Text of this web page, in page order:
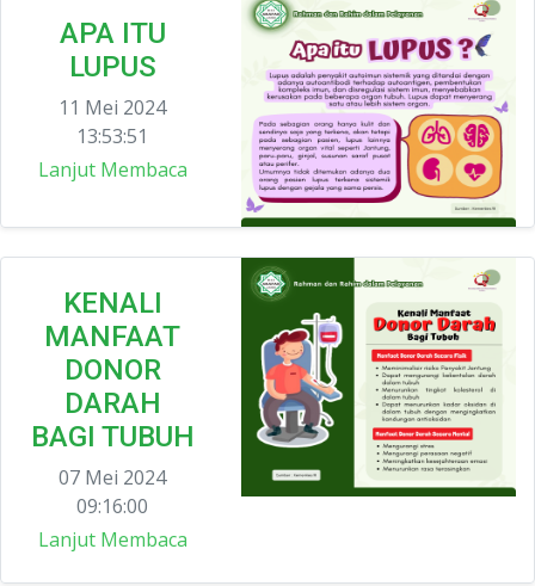
APA ITU
LUPUS
11 Mei 2024
13:53:51
Lanjut Membaca
KENALI
MANFAAT
DONOR
DARAH
BAGI TUBUH
07 Mei 2024
09:16:00
Lanjut Membaca